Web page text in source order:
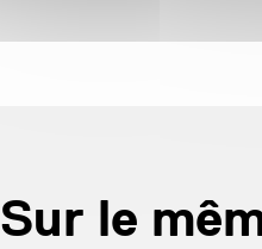
Sur le